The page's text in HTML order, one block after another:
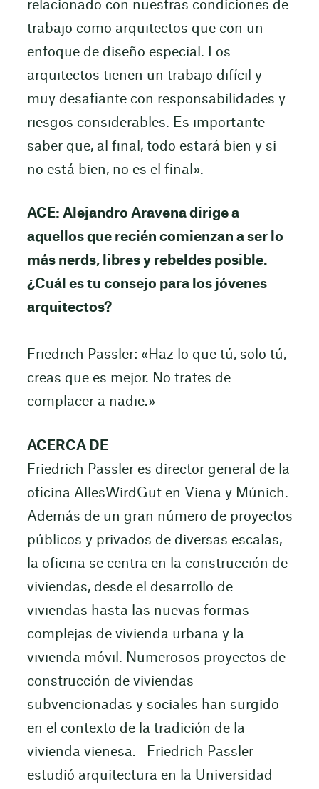
relacionado con nuestras condiciones de
trabajo como arquitectos que con un
enfoque de diseño especial. Los
arquitectos tienen un trabajo difícil y
muy desafiante con responsabilidades y
riesgos considerables. Es importante
saber que, al final, todo estará bien y si
no está bien, no es el final».
ACE: Alejandro Aravena dirige a
aquellos que recién comienzan a ser lo
más nerds, libres y rebeldes posible.
¿Cuál es tu consejo para los jóvenes
arquitectos?
Friedrich Passler: «Haz lo que tú, solo tú,
creas que es mejor. No trates de
complacer a nadie.»
ACERCA DE
Friedrich Passler es director general de la
oficina AllesWirdGut en Viena y Múnich.
Además de un gran número de proyectos
públicos y privados de diversas escalas,
la oficina se centra en la construcción de
viviendas, desde el desarrollo de
viviendas hasta las nuevas formas
complejas de vivienda urbana y la
vivienda móvil. Numerosos proyectos de
construcción de viviendas
subvencionadas y sociales han surgido
en el contexto de la tradición de la
vivienda vienesa. Friedrich Passler
estudió arquitectura en la Universidad